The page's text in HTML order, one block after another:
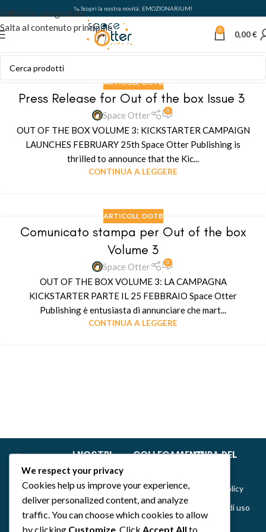
Salta alla navigazione
Salta al contenuto principale
🦦 Scopri la nostra novità: EMOZIONARIUM!
0 0,00€
ARTICOLI,OOTB
Press Release for Out of the box Issue 3
Space Otter 0
OUT OF THE BOX VOLUME 3: KICKSTARTER CAMPAIGN
LAUNCHES FEBRUARY 25th Space Otter Publishing is
thrilled to announce that the Kic...
CONTINUA A LEGGERE
ARTICOLI, OOTB
Comunicato stampa per Out of the box
Volume 3
Space Otter 0
OUT OF THE BOX VOLUME 3: LA CAMPAGNA
KICKSTARTER PARTE IL 25 FEBBRAIO Space Otter
Publishing è entusiasta di annunciare che mart...
CONTINUA A LEGGERE
I NOSTRI
Dance of Muses
DecKreative
COLLEGAMENTI
Notizie
CURA DEL
Cookie Policy
Politiche di uso
del sito,
We respect your privacy
Cookies help us improve your experience,
deliver personalized content, and analyze
traffic. You can choose which cookies to allow
by clicking Customize. Click Accept All to